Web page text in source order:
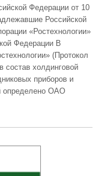
Федерации от 10
Российской
«Ростехнологии»
Федерации В
(Протокол
холдинговой
приборов и
определено ОАО